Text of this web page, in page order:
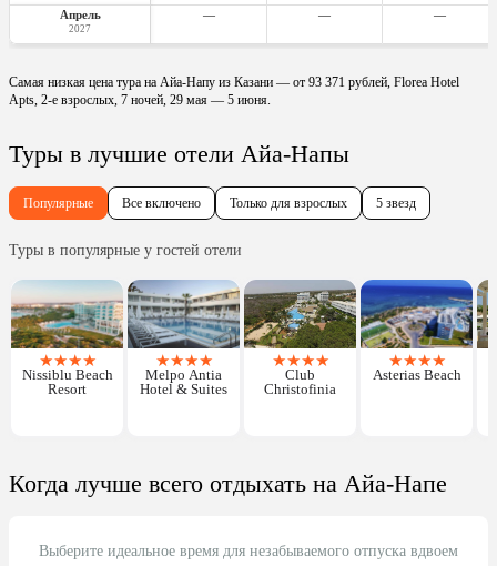
Апрель
2027
— — —
Самая низкая цена тура на Айа-Напу из Казани — от 93 371 рублей, Florea Hotel
Apts, 2-е взрослых, 7 ночей, 29 мая — 5 июня.
Туры в лучшие отели Айа-Напы
Популярные Все включено Только для взрослых 5 звезд
Туры в популярные у гостей отели
★★★★
Nissiblu Beach
Resort
★★★★
Melpo Antia
Hotel & Suites
★★★★
Club
Christofinia
★★★★
Asterias Beach
Когда лучше всего отдыхать на Айа-Напе
Выберите идеальное время для незабываемого отпуска вдвоем